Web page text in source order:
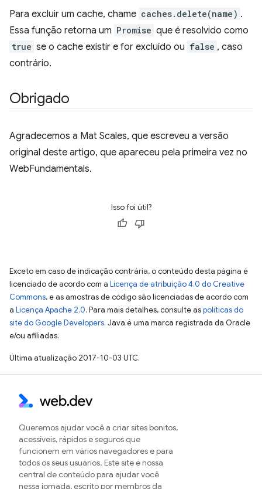
Para excluir um cache, chame caches.delete(name) .
Essa função retorna um Promise que é resolvido como
true se o cache existir e for excluído ou false , caso
contrário.
Obrigado
Agradecemos a Mat Scales, que escreveu a versão
original deste artigo, que apareceu pela primeira vez no
WebFundamentals.
Isso foi útil?
Exceto em caso de indicação contrária, o conteúdo desta página é
licenciado de acordo com a Licença de atribuição 4.0 do Creative
Commons, e as amostras de código são licenciadas de acordo com
a Licença Apache 2.0. Para mais detalhes, consulte aspolíticas do
site do Google Developers. Java é uma marca registrada da Oracle
e/ou afiliadas.
Última atualização 2017-10-03 UTC.
Queremos ajudar você a criar sites bonitos,
acessíveis, rápidos e seguros que
funcionem em vários navegadores e para
todos os seus usuários. Este site é nossa
central de conteúdo para ajudar você
nessa jornada, escrito por membros da